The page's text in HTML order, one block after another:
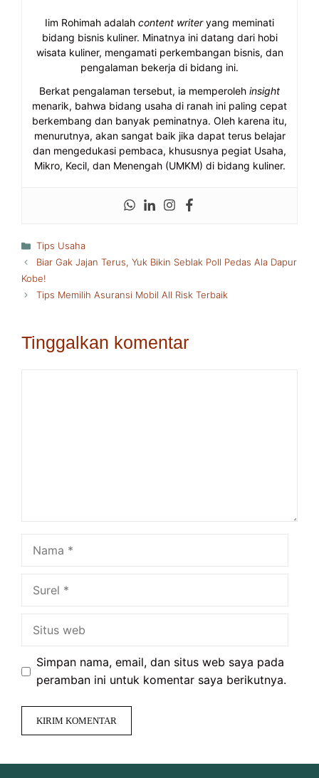
Iim Rohimah adalah content writeryang meminati
bidang bisnis kuliner. Minatnya ini datang dari hobi
wisata kuliner, mengamati perkembangan bisnis, dan
pengalaman bekerja di bidang ini.
Berkat pengalaman tersebut, ia memperoleh insight
menarik, bahwa bidang usaha di ranah ini paling cepat
berkembang dan banyak peminatnya. Oleh karena itu,
menurutnya, akan sangat baik jika dapat terus belajar
dan mengedukasi pembaca, khususnya pegiat Usaha,
Mikro, Kecil, dan Menengah (UMKM) di bidang kuliner.
Kategori
Tips Usaha
Biar Gak Jajan Terus, Yuk Bikin Seblak Poll Pedas Ala Dapur
Kobe!
Tips Memilih Asuransi Mobil All Risk Terbaik
Tinggalkan komentar
Simpan nama, email, dan situs web saya pada
peramban ini untuk komentar saya berikutnya.